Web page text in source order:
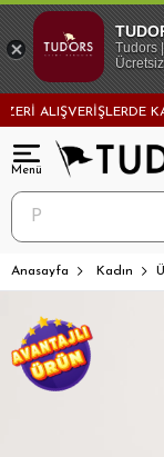
ALIŞVERİŞLERDE
Anasayfa Kadın
Tudors